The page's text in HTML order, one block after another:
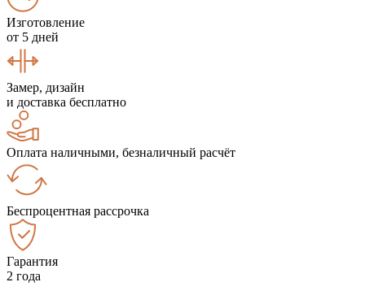
Изготовление
от 5 дней
Замер, дизайн
и доставка бесплатно
Оплата наличными, безналичный расчёт
Беспроцентная рассрочка
Гарантия
2 года